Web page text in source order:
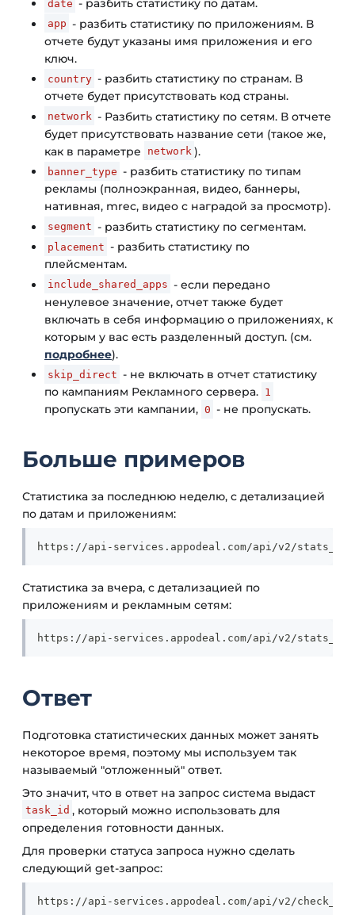
date - разбить статистику по датам.
app - разбить статистику по приложениям. В
отчете будут указаны имя приложения и его
ключ.
country - разбить статистику по странам. В
отчете будет присутствовать код страны.
network - Разбить статистику по сетям. В отчете
будет присутствовать название сети (такое же,
как в параметре
network ).
banner_type - разбить статистику по типам
рекламы (полноэкранная, видео, баннеры,
нативная, mrec, видео с наградой за просмотр).
segment - разбить статистику по сегментам.
placement - разбить статистику по
плейсментам.
include_shared_apps - если передано
ненулевое значение, отчет также будет
включать в себя информацию о приложениях, к
которым у вас есть разделенный доступ. (см.
подробнее).
skip_direct - не включать в отчет статистику
по кампаниям Рекламного сервера. 1
пропускать эти кампании, 0 - не пропускать.
Больше примеров
Статистика за последнюю неделю, с детализацией
по датам и приложениям:
https://api-services.appodeal.com/api/v2/
Статистика за вчера, с детализацией по
приложениям и рекламным сетям:
https://api-services.appodeal.com/api/v2/
Ответ
Подготовка статистических данных может занять
некоторое время, поэтому мы используем так
называемый "отложенный" ответ.
Это значит, что в ответ на запрос система выдаст
task_id , который можно использовать для
определения готовности данных.
Для проверки статуса запроса нужно сделать
следующий get-запрос:
https://api-services.appodeal.com/api/v2/